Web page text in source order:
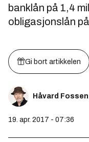
banklån på 1,4
obligasjonslån
Gi bort artikkelen
Håvard Fossen
19. apr. 2017 - 07:36